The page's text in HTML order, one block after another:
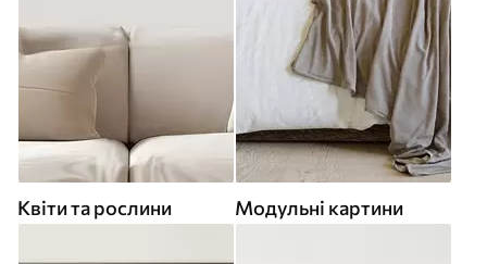
Квіти та рослини Модульні картини